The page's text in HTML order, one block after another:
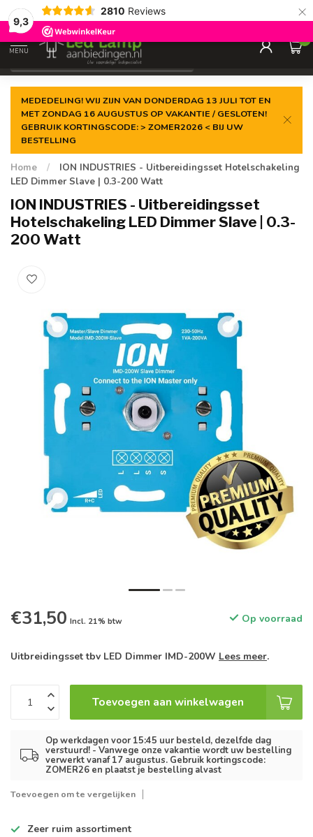
9,3
2810 Reviews ×
Gegarandeerde delaagste prijs
MENU
0
MEDEDELING! WIJ ZIJN VAN DONDERDAG 13 JULI TOT EN
MET ZONDAG 16 AUGUSTUS OP VAKANTIE / GESLOTEN!
GEBRUIK KORTINGSCODE: > ZOMER2026 < BIJ UW
BESTELLING
Home /
ION INDUSTRIES - Uitbereidingsset Hotelschakeling
LED Dimmer Slave | 0.3-200 Watt
ION INDUSTRIES - Uitbereidingsset
Hotelschakeling LED Dimmer Slave | 0.3-
200 Watt
€31,50 Incl. 21% btw Op voorraad
Uitbreidingsset tbv LED Dimmer IMD-200W Lees meer.
Toevoegen aan winkelwagen
Op werkdagen voor 15:45 uur besteld, dezelfde dag
verstuurd! - Vanwege onze vakantie wordt uw bestelling
verwerkt vanaf 17 augustus. Gebruik kortingscode:
ZOMER26 en plaatst je bestelling alvast
Toevoegen om te vergelijken
Zeer ruim assortiment